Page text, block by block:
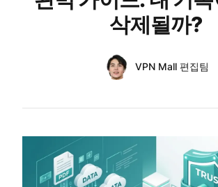
삭제될까?
Name
VPN Mall 편집팀